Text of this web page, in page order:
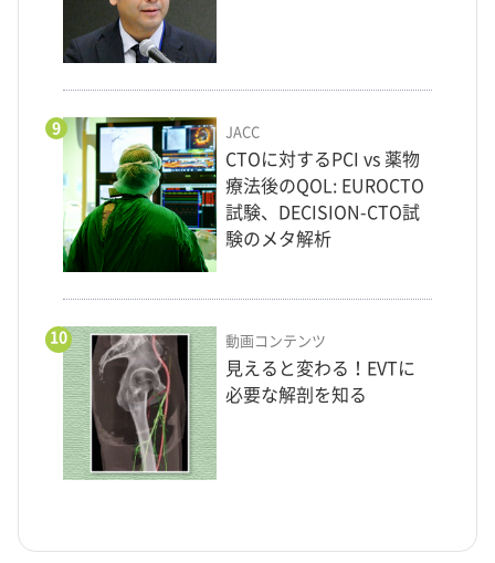
9 JACC
CTOに対するPCI vs 薬物
療法後のQOL: EUROCTO
試験、DECISION-CTO試
験のメタ解析
10 動画コンテンツ
見えると変わる！EVTに
必要な解剖を知る